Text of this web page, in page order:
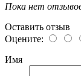
Пока нет
Оставить отзыв
Оцените:
Имя